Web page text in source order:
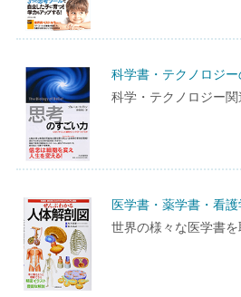
科学書・テクノロジー
科学・テクノロジー
医学書・薬学書・看護
世界の様々な医学書